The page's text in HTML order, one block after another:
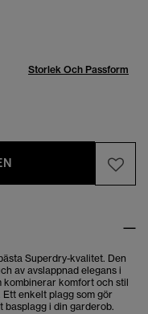
Storlek Och Passform
Superdry-kvalitet. Den
av avslappnad elegans i
kombinerar komfort och stil
enkelt plagg som gör
i din garderob.